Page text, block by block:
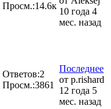
Просм.:14.6к
10 года 4
мес. назад
Ответов:2
Просм.:3861
Последнее
от p.rishard
12 года 5
мес. назад